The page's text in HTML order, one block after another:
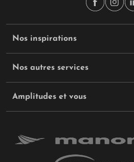
Nos inspirations
Nos autres services
Amplitudes et vous